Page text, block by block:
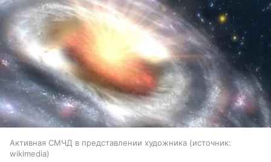
Активная СМЧД в представлении художника
источник:
wikimedia